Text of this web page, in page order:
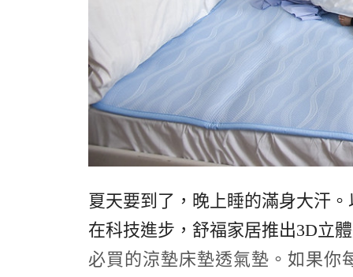
夏天要到了，晚上睡的滿身大汗
在科技進步，舒福家居推出3D立
必買的涼墊床墊透氣墊。如果你